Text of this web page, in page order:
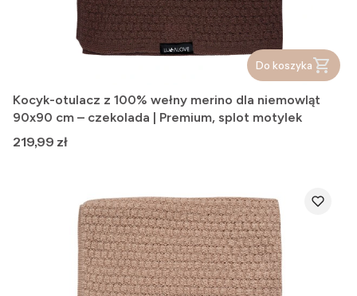
Do koszyka
Kocyk-otulacz z 100% wełny merino dla niemowląt
90x90 cm – czekolada | Premium, splot motylek
Cena
219,99 zł